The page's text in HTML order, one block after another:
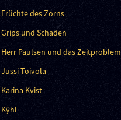
Früchte des Zorns
Grips und Schaden
Herr Paulsen und das Zeitproblem
Jussi Toivola
Karina Kvist
Kÿhl